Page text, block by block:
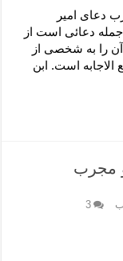
دعای امیر
دعائى است از
آن را به شخصى از
است. ابن
مجرب
3